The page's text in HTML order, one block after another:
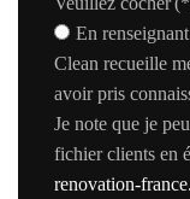
En
Clean recueille
avoir pris
Je note que je
fichier clients en
renovation-